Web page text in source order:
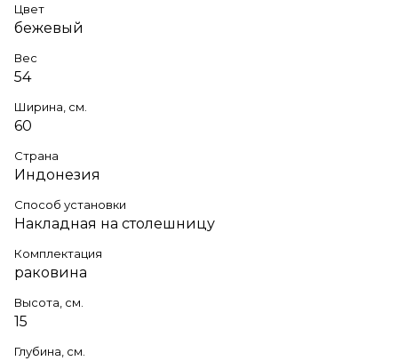
Цвет
бежевый
Вес
54
Ширина, см.
60
Страна
Индонезия
Способ установки
Накладная на столешницу
Комплектация
раковина
Высота, см.
15
Глубина, см.